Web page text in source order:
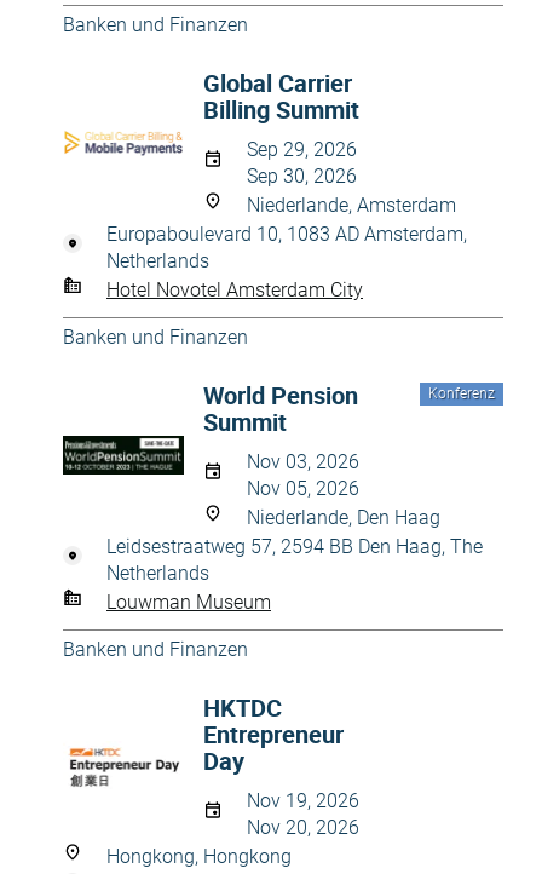
Banken und Finanzen
Global Carrier
Billing Summit
Sep 29, 2026
Sep 30, 2026
Niederlande, Amsterdam
Europaboulevard 10, 1083 AD Amsterdam,
Netherlands
Hotel Novotel Amsterdam City
Banken und Finanzen
Konferenz
World Pension
Summit
Nov 03, 2026
Nov 05, 2026
Niederlande, Den Haag
Leidsestraatweg 57, 2594 BB Den Haag, The
Netherlands
Louwman Museum
Banken und Finanzen
HKTDC
Entrepreneur
Day
Nov 19, 2026
Nov 20, 2026
Hongkong, Hongkong